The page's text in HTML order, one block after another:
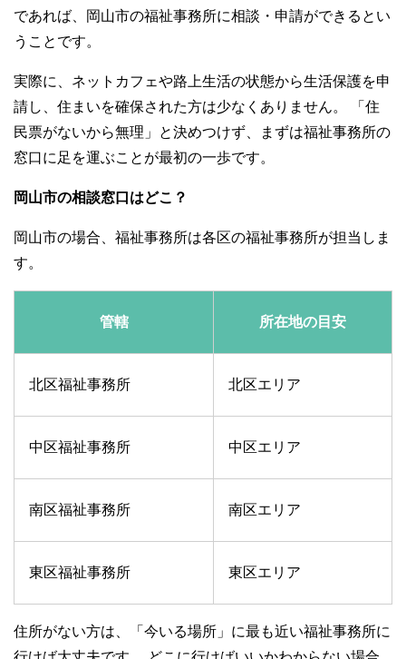
であれば、岡山市の福祉事務所に相談・申請ができるとい
うことです。
実際に、ネットカフェや路上生活の状態から生活保護を申
請し、住まいを確保された方は少なくありません。 「住
民票がないから無理」と決めつけず、まずは福祉事務所の
窓口に足を運ぶことが最初の一歩です。
岡山市の相談窓口はどこ？
岡山市の場合、福祉事務所は各区の福祉事務所が担当しま
す。
管轄 所在地の目安
北区福祉事務所 北区エリア
中区福祉事務所 中区エリア
南区福祉事務所 南区エリア
東区福祉事務所 東区エリア
住所がない方は、「今いる場所」に最も近い福祉事務所に